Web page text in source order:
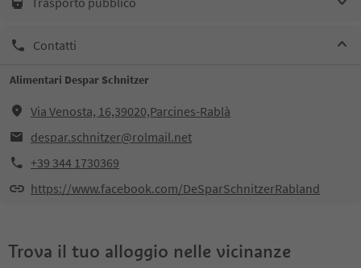
Contatti
Alimentari Despar Schnitzer
Via Venosta, 16,39020,Parcines-Rablà
despar.schnitzer@rolmail.net
+39 344 1730369
https://www.facebook.com/DeSparSchnitzerRabland
Trova il tuo alloggio nelle vicinanze